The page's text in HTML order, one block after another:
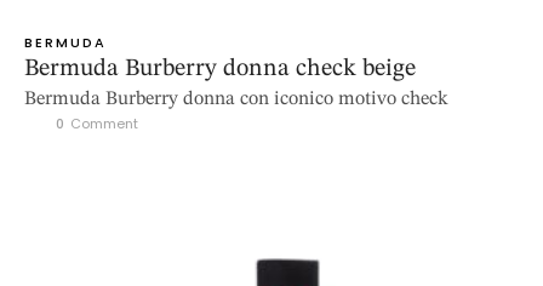
BERMUDA
Bermuda Burberry donna check beige
Bermuda Burberry donna con iconico motivo check
0 Comment